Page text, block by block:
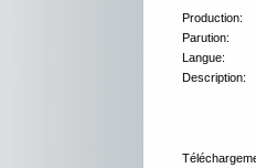
Production:
Parution:
Langue:
Description: